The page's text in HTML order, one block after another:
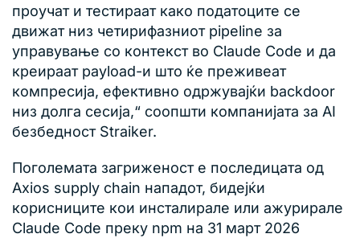
проучат и тестираат како податоците се
движат низ четирифазниот pipeline за
управување со контекст во Claude Code и да
креираат payload-и што ќе преживеат
компресија, ефективно одржувајќи backdoor
низ долга сесија,“ соопшти компанијата за AI
безбедност Straiker.
Поголемата загриженост е последицата од
Axios supply chain нападот, бидејќи
корисниците кои инсталирале или ажурирале
Claude Code преку npm на 31 март 2026